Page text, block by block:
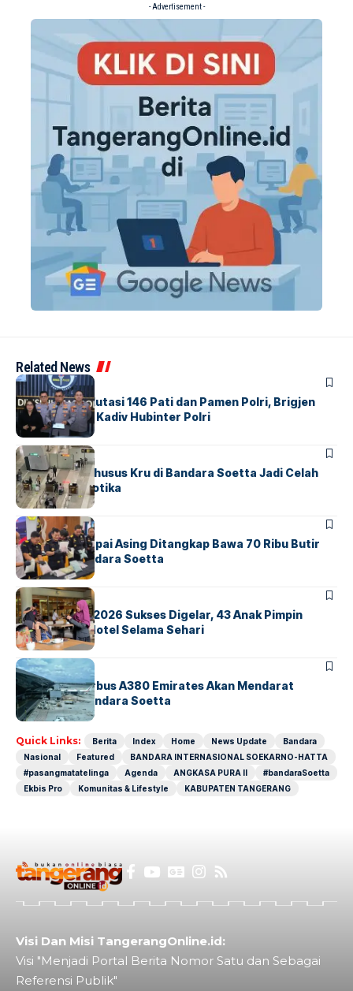
- Advertisement -
Related News
BERITA
Mabes Polri Mutasi 146 Pati dan Pamen Polri, Brigjen
Untung Jabat Kadiv Hubinter Polri
BANDARABERITA
Ketika Jalur Khusus Kru di Bandara Soetta Jadi Celah
Sindikat Narkotika
BANDARA BERITA
Kopilot Maskapai Asing Ditangkap Bawa 70 Ribu Butir
Ekstasi di Bandara Soetta
BERITAINDEX
GM For A Day 2026 Sukses Digelar, 43 Anak Pimpin
Operasional Hotel Selama Sehari
BANDARA BERITA
8 Agustus, Airbus A380 Emirates Akan Mendarat
Perdana di Bandara Soetta
Quick Links: Berita Index Home News Update
Bandara
Nasional
Featured
BANDARA INTERNASIONAL SOEKARNO-HATTA
#pasangmatatelinga
Agenda ANGKASA PURA II
#bandaraSoetta
Ekbis Pro
Komunitas & Lifestyle KABUPATEN TANGERANG
Visi Dan Misi TangerangOnline.id:
Visi "Menjadi Portal Berita Nomor Satu dan Sebagai
Referensi Publik"